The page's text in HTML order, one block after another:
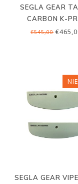
SEGLA GEAR
CARBON K-
BENTSHAFT
€545,00
SEGLA GEAR